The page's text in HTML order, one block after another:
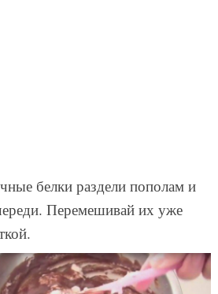
белки раздели пополам и
Перемешивай их уже